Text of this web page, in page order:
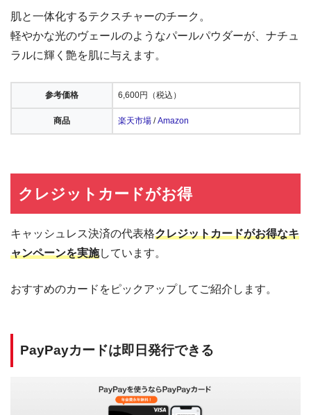
肌と一体化するテクスチャーのチーク。
軽やかな光のヴェールのようなパールパウダーが、ナチュ
ラルに輝く艶を肌に与えます。
参考価格 6,600円（税込）
商品 楽天市場 /Amazon
クレジットカードがお得
キャッシュレス決済の代表格クレジットカードがお得なキ
ャンペーンを実施しています。
おすすめのカードをピックアップしてご紹介します。
PayPayカードは即日発行できる